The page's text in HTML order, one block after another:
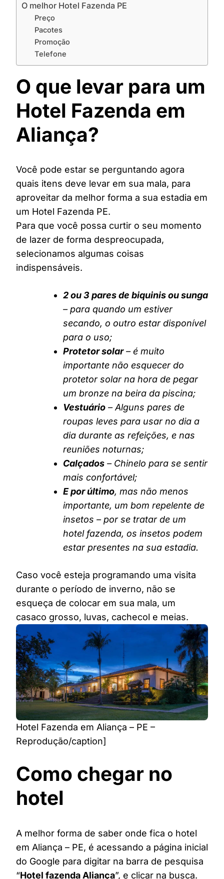
O melhor Hotel Fazenda PE
Preço
Pacotes
Promoção
Telefone
O que levar para um
Hotel Fazenda em
Aliança?
Você pode estar se perguntando agora
quais itens deve levar em sua mala, para
aproveitar da melhor forma a sua estadia em
um Hotel Fazenda PE.
Para que você possa curtir o seu momento
de lazer de forma despreocupada,
selecionamos algumas coisas
indispensáveis.
2 ou 3 pares de biquinis ou sunga
– para quando um estiver
secando, o outro estar disponível
para o uso;
Protetor solar– é muito
importante não esquecer do
protetor solar na hora de pegar
um bronze na beira da piscina;
Vestuário – Alguns pares de
roupas leves para usar no dia a
dia durante as refeições, e nas
reuniões noturnas;
Calçados – Chinelo para se sentir
mais confortável;
E por último, mas não menos
importante, um bom repelente de
insetos – por se tratar de um
hotel fazenda, os insetos podem
estar presentes na sua estadia.
Caso você esteja programando uma visita
durante o período de inverno, não se
esqueça de colocar em sua mala, um
casaco grosso, luvas, cachecol e meias.
Hotel Fazenda em Aliança – PE –
Reprodução/caption]
Como chegar no
hotel
A melhor forma de saber onde fica o hotel
em Aliança – PE, é acessando a página inicial
do Google para digitar na barra de pesquisa
“Hotel fazenda Aliança”, e clicar na busca.